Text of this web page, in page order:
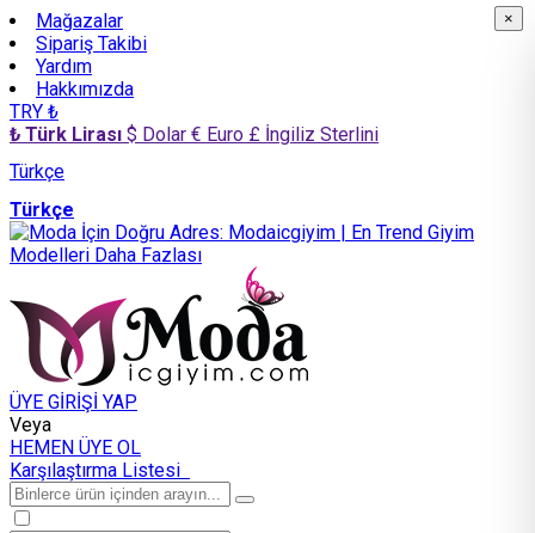
Mağazalar
Sipariş Takibi
Yardım
Hakkımızda
TRY ₺
₺ Türk Lirası $ Dolar € Euro £ İngiliz Sterlini
Türkçe
Türkçe
ÜYE GİRİŞİ YAP
Veya
HEMEN ÜYE OL
Karşılaştırma Listesi
×
×